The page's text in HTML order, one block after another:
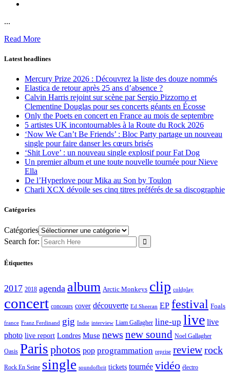
...
Read More
Latest headlines
Mercury Prize 2026 : Découvrez la liste des douze nommés
Elastica de retour après 25 ans d’absence ?
Calvin Harris rejoint sur scène par Sergio Pizzorno et
Clementine Douglas pour ses concerts géants en Écosse
Only the Poets en concert en France au mois de septembre
5 artistes UK incontournables à la Route du Rock 2026
‘Now We Can’t Be Friends’ : Bloc Party partage un nouveau
single pour faire danser les cœurs brisés
‘Shit Love’ : un nouveau single explosif pour Fat Dog
Un premier album et une toute nouvelle tournée pour Nieve
Ella
De l’Hyperlove pour Mika au Son by Toulon
Charli XCX dévoile ses cinq titres préférés de sa discographie
Catégories
Catégories
Search for:
Étiquettes
2017 2018 agenda album Arctic Monkeys clip coldplay
concert concours cover découverte Ed Sheeran EP festival Foals
france Franz Ferdinand gig Indie interview Liam Gallagher line-up live live
photo live report Londres Muse news new sound Noel Gallagher
Oasis Paris photos pop programmation reprise reviewrock
Rock En Seine single soundofbrit tickets tournée vidéo électro